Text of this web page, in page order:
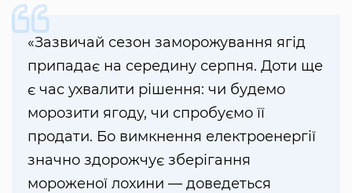
«Зазвичай сезон заморожування ягід
припадає на середину серпня. Доти ще
є час ухвалити рішення: чи будемо
морозити ягоду, чи спробуємо її
продати. Бо вимкнення електроенергії
значно здорожчує зберігання
мороженої лохини — доведеться